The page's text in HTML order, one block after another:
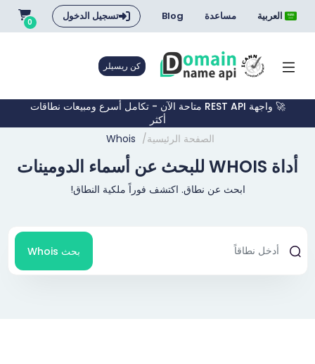
العربية مساعدة Blog تسجيل الدخول 0
كن ريسيلر
🚀 واجهة REST API متاحة الآن - تكامل أسرع ومبيعات نطاقات
أكثر
الصفحة الرئيسية
Whois
أداة WHOIS للبحث عن أسماء الدومينات
ابحث عن نطاق. اكتشف فوراً ملكية النطاق!
بحث Whois